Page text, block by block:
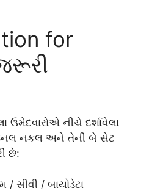
for
ઉમેદવારોએ નીચે દર્શાવેલા
નકલ અને તેની બે સેટ
છે:
સીવી / બાયોડેટા